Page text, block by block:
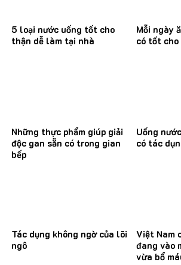
5 loại nước uống tốt cho
thận dễ làm tại nhà
Mỗi ngày
có tốt cho
Những thực phẩm giúp giải
độc gan sẵn có trong gian
bếp
Uống
có tác
Tác dụng không ngờ của lõi
ngô
Việt Nam
đang vào
vừa bổ